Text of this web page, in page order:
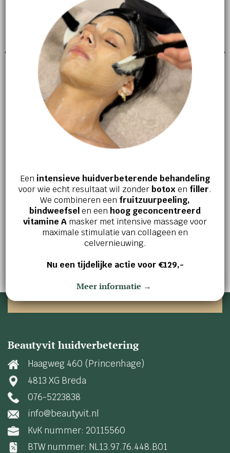
GEZICHTSVERZORGING
Super C ferulic
GEZICHTSVERZORGING
Crystal Retinal 10
€109,00
Jouw huid en welzijn verdienen het
beste!
Ervaar zelf de kracht van effectieve
huidverbetering en innerlijke ontspanning.
Maak vandaag nog een afspraak en ontdek wat
AFSPRAAK MAKEN
Beautyvit huidverbetering
Haagweg 460 (Princenhage)
4813 XG Breda
076-5223838
info@beautyvit.nl
KvK nummer: 20115560
BTW nummer: NL13.97.76.448.B01
Een intensieve huidverbeterende behandeling
voor wie echt resultaat wil zonderbotox en filler.
We combineren een fruitzuurpeeling,
bindweefselen een hoog geconcentreerd
vitamine A masker met intensive massage voor
maximale stimulatie van collageen en
celvernieuwing.
Nu een tijdelijke actie voor €129,-
Meer informatie →